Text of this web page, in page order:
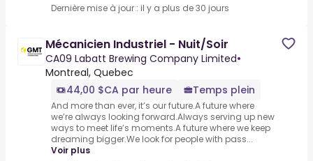
Dernière mise à jour : il y a plus de 30 jours
Mécanicien Industriel - Nuit/Soir
CA09 Labatt Brewing Company Limited•
Montreal, Quebec
44,00 $CA par heure
Temps plein
And more than ever, it’s our future.A future where
we’re always looking forward.Always serving up new
ways to meet life’s moments.A future where we keep
dreaming bigger.We look for people with pass...
Voir plus